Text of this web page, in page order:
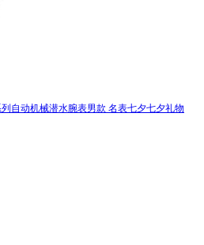
自动机械潜水腕表男款 名表七夕七夕礼物